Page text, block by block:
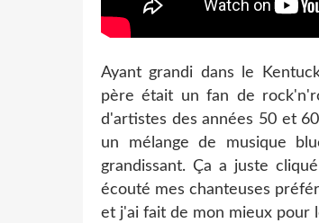
Ayant grandi dans le
père était un fan de
d'artistes des années 50 et
un mélange de musique
grandissant. Ça a juste
écouté mes chanteuses
et j'ai fait de mon mieux pour